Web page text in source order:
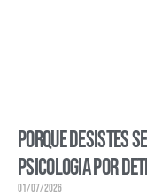
Porque desistes
psicologia por
01/07/2026